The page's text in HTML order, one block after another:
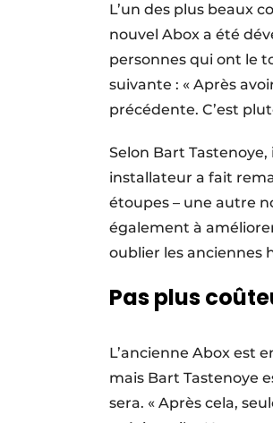
L’un des plus beaux
nouvel Abox a été
personnes qui ont le
suivante : « Après
précédente. C’est
Selon Bart
installateur a fait
étoupes – une autre
également à
oublier les anciennes
Pas plus
L’ancienne Abox est
mais Bart Tastenoye
sera. « Après cela,